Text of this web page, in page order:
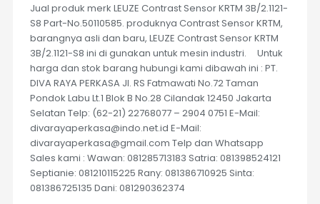
Jual produk merk LEUZE Contrast Sensor KRTM 3B/2.1121-
S8 Part-No.50110585. produknya Contrast Sensor KRTM,
barangnya asli dan baru, LEUZE Contrast Sensor KRTM
3B/2.1121-S8 ini di gunakan untuk mesin industri. Untuk
harga dan stok barang hubungi kami dibawah ini : PT.
DIVA RAYA PERKASA Jl. RS Fatmawati No.72 Taman
Pondok Labu Lt.1 Blok B No.28 Cilandak 12450 Jakarta
Selatan Telp: (62-21) 22768077 – 2904 0751 E-Mail:
divarayaperkasa@indo.net.id E-Mail:
divarayaperkasa@gmail.com Telp dan Whatsapp
Sales kami : Wawan: 081285713183 Satria: 081398524121
Septianie: 081210115225 Rany: 081386710925 Sinta:
081386725135 Dani: 081290362374